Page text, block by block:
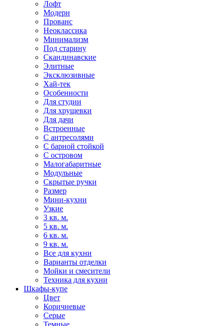
Лофт
Модерн
Прованс
Неоклассика
Минимализм
Под старину
Скандинавские
Элитные
Эксклюзивные
Хай-тек
Особенности
Для студии
Для хрущевки
Для дачи
Встроенные
С антресолями
С барной стойкой
С островом
Малогабаритные
Модульные
Скрытые ручки
Размер
Мини-кухни
Узкие
3 кв. м.
5 кв. м.
6 кв. м.
9 кв. м.
Все для кухни
Варианты отделки
Мойки и смесители
Техника для кухни
Шкафы-купе
Цвет
Коричневые
Серые
Темные